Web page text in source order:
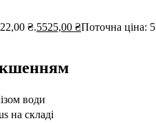
₴.5525,00 ₴Поточна ціна:
води
на складі